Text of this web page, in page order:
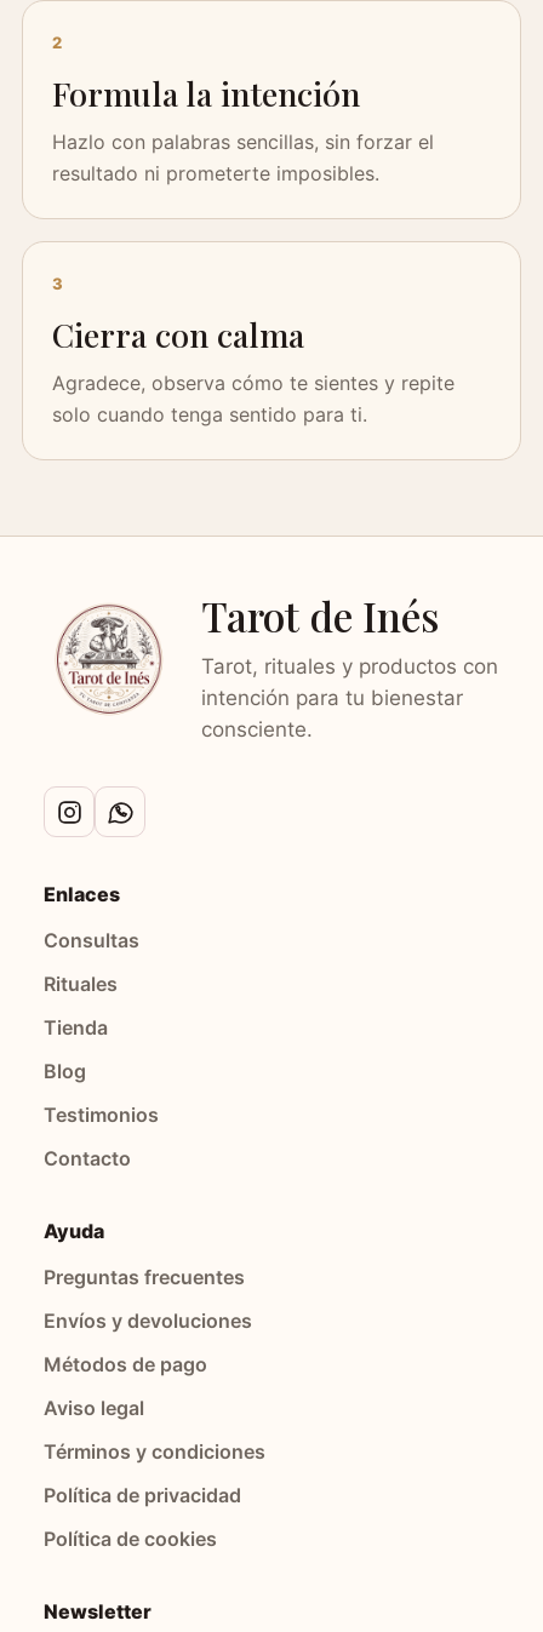
2
Formula la intención
Hazlo con palabras sencillas, sin forzar el
resultado ni prometerte imposibles.
3
Cierra con calma
Agradece, observa cómo te sientes y repite
solo cuando tenga sentido para ti.
Tarot de Inés
Tarot, rituales y productos con
intención para tu bienestar
consciente.
Enlaces
Consultas
Rituales
Tienda
Blog
Testimonios
Contacto
Ayuda
Preguntas frecuentes
Envíos y devoluciones
Métodos de pago
Aviso legal
Términos y condiciones
Política de privacidad
Política de cookies
Newsletter